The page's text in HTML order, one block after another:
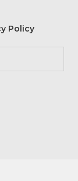
Policy